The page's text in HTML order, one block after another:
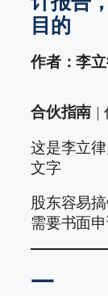
目的
作者：李
合伙指南 |
这是李立
文字
股东容易
需要书面
一